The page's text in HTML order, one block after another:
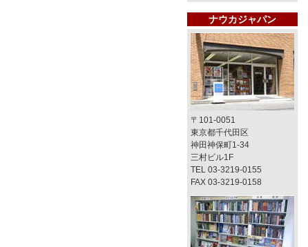
ナウカジャパン
〒101-0051
東京都千代田区
神田神保町1-34
三村ビル1F
TEL 03-3219-0155
FAX 03-3219-0158